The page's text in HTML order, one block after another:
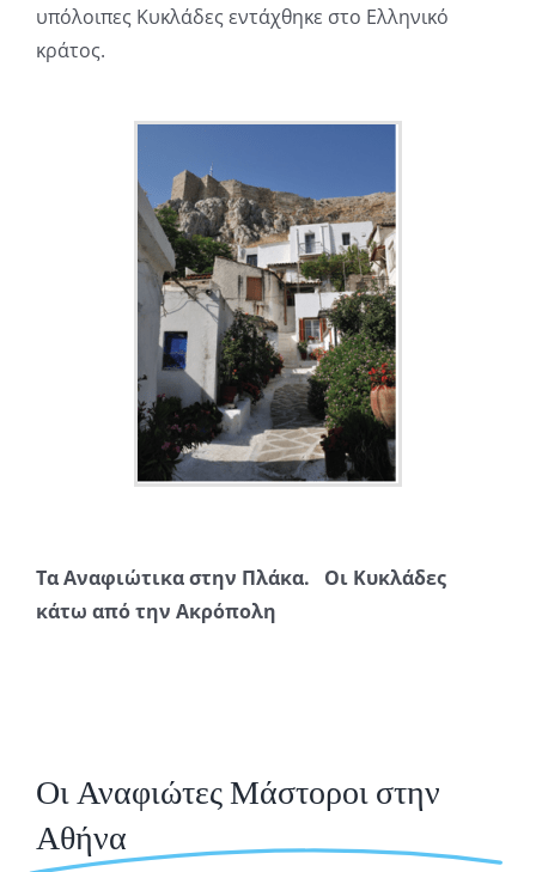
υπόλοιπες Κυκλάδες εντάχθηκε στο Ελληνικό
κράτος.
Τα Αναφιώτικα στην Πλάκα. Οι Κυκλάδες
κάτω από την Ακρόπολη
Οι Αναφιώτες Μάστοροι στην
Αθήνα